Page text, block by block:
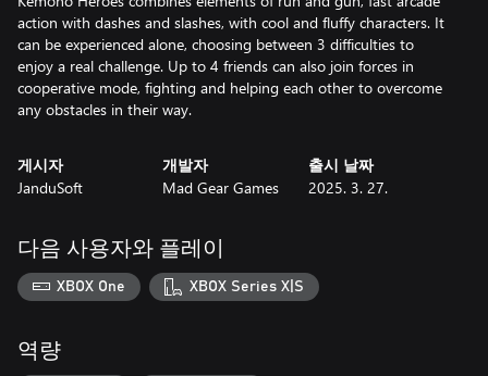
action with dashes and slashes, with cool and fluffy characters. It
can be experienced alone, choosing between 3 difficulties to
enjoy a real challenge. Up to 4 friends can also join forces in
cooperative mode, fighting and helping each other to overcome
게시자
JanduSoft
개발자
Mad Gear Games
출시 날짜
2025. 3. 27.
다음 사용자와 플레이
XBOX One XBOX Series X|S
역량